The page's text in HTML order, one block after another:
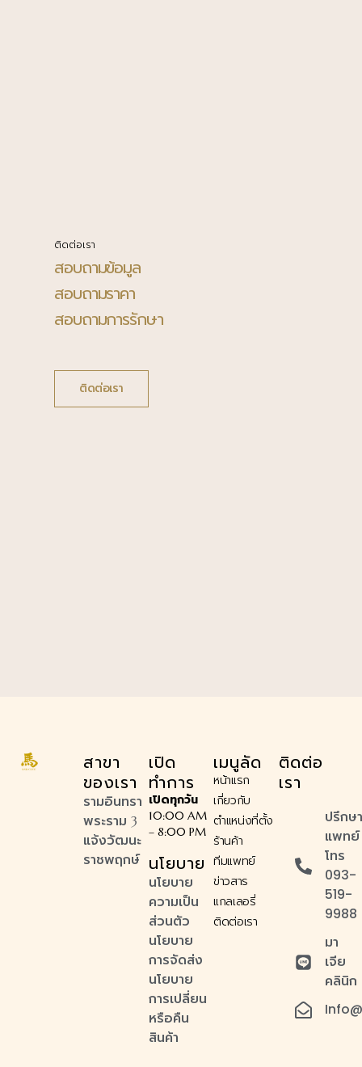
ติดต่อเรา
สอบถามข้อมูล
สอบถามราคา
สอบถามการรักษา
ติดต่อเรา
สาขา
ของเรา
รามอินทรา
พระราม 3
แจ้งวัฒนะ
ราชพฤกษ์
เปิด
ทำการ
เปิดทุกวัน
10:00 AM
– 8:00 PM
นโยบาย
นโยบาย
ความเป็น
ส่วนตัว
นโยบาย
การจัดส่ง
นโยบาย
การเปลี่ยน
หรือคืน
สินค้า
เมนูลัด
หน้าแรก
เกี่ยวกับ
ตำแหน่งที่ตั้ง
ร้านค้า
ทีมแพทย์
ข่าวสาร
แกลเลอรี่
ติดต่อเรา
ติดต่อ
เรา
ปรึกษ
แพทย์
โทร
093-
519-
9988
มา
เจีย
คลินิก